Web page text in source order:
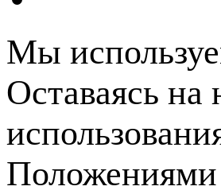
Мы
Оставаясь на
Положениями